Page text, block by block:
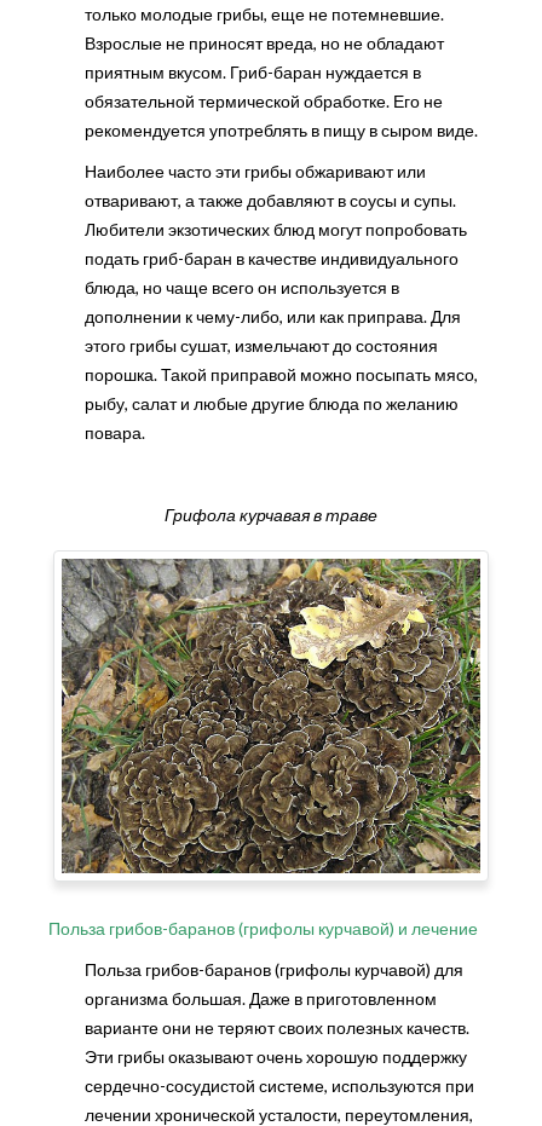
только молодые грибы, еще не потемневшие.
Взрослые не приносят вреда, но не обладают
приятным вкусом. Гриб-баран нуждается в
обязательной термической обработке. Его не
рекомендуется употреблять в пищу в сыром виде.
Наиболее часто эти грибы обжаривают или
отваривают, а также добавляют в соусы и супы.
Любители экзотических блюд могут попробовать
подать гриб-баран в качестве индивидуального
блюда, но чаще всего он используется в
дополнении к чему-либо, или как приправа. Для
этого грибы сушат, измельчают до состояния
порошка. Такой приправой можно посыпать мясо,
рыбу, салат и любые другие блюда по желанию
повара.
Грифола курчавая в траве
Польза грибов-баранов (грифолы курчавой) и лечение
Польза грибов-баранов (грифолы курчавой) для
организма большая. Даже в приготовленном
варианте они не теряют своих полезных качеств.
Эти грибы оказывают очень хорошую поддержку
сердечно-сосудистой системе, используются при
лечении хронической усталости, переутомления,